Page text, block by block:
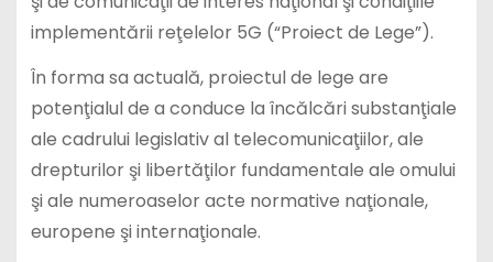
implementării reţelelor 5G (“Proiect de Lege”).
În forma sa actuală, proiectul de lege are
potenţialul de a conduce la încălcări substanţiale
ale cadrului legislativ al telecomunicaţiilor, ale
drepturilor şi libertăţilor fundamentale ale omului
şi ale numeroaselor acte normative naţionale,
europene şi internaţionale.